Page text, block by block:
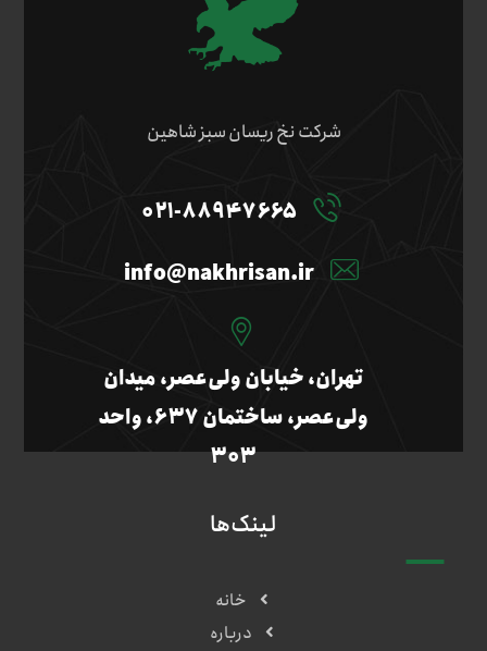
شرکت نخ ریسان سبز شاهین
۰۲۱-۸۸۹۴۷۶۶۵
info@nakhrisan.ir
تهران، خیابان ولی‌عصر، میدان
ولی‌عصر، ساختمان ۶۳۷، واحد
۳۰۳
لینک‌ها
خانه
درباره